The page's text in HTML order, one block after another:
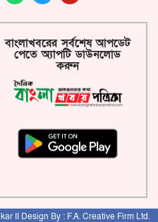
বাংলাখবরের সর্বশেষ আপডেট
পেতে অ্যাপটি ডাউনলোড
করুন
II Design By : F.A. Creative Firm Ltd.